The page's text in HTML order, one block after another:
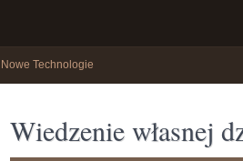
Nowe Technologie
Wiedzenie własnej